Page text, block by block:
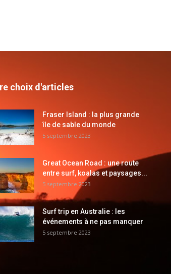
choix d'articles
Fraser Island : la plus grande
île de sable du monde
5 septembre 2023
Great Ocean Road : une route
entre surf, koalas et paysages...
5 septembre 2023
Surf trip en Australie : les
événements à ne pas manquer
5 septembre 2023